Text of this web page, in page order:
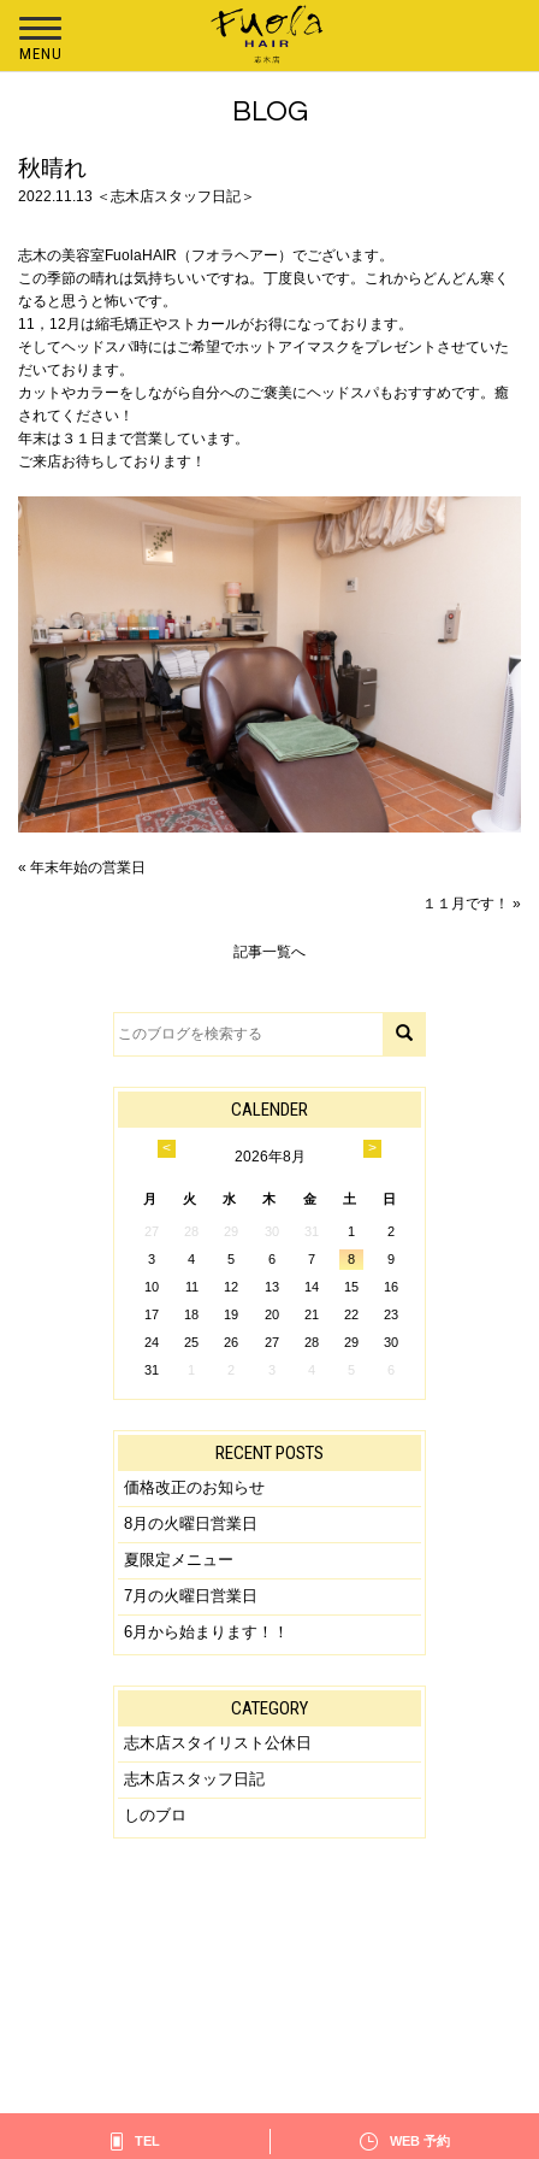
MENU
BLOG
秋晴れ
2022.11.13 ＜志木店スタッフ日記＞
志木の美容室FuolaHAIR（フオラヘアー）でございます。
この季節の晴れは気持ちいいですね。丁度良いです。これからどんどん寒く
なると思うと怖いです。
11，12月は縮毛矯正やストカールがお得になっております。
そしてヘッドスパ時にはご希望でホットアイマスクをプレゼントさせていた
だいております。
カットやカラーをしながら自分へのご褒美にヘッドスパもおすすめです。癒
されてください！
年末は３１日まで営業しています。
ご来店お待ちしております！
« 年末年始の営業日
１１月です！ »
記事一覧へ
CALENDER
2026年8月
< >
月 火 水 木 金 土 日
27 28 29 30 31 1
2
3
4 5 6 7 8
9
10
11 12 13 14 15
16
17
18 19 20 21 22
23
24
25 26 27 28 29
30
31
2 3 4 5 6
RECENT POSTS
価格改正のお知らせ
8月の火曜日営業日
夏限定メニュー
7月の火曜日営業日
6月から始まります！！
CATEGORY
志木店スタイリスト公休日
志木店スタッフ日記
しのブロ
PAGE TOP
TEL WEB 予約